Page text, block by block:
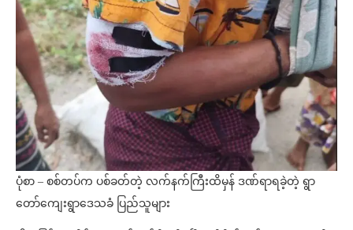
ပုံစာ – စစ်တပ်က ပစ်ခတ်တဲ့ လက်နက်ကြီးထိမှန် ဒဏ်ရာရခဲ့တဲ့ ရွာ
တော်ကျေးရွာဒေသခံ ပြည်သူများ